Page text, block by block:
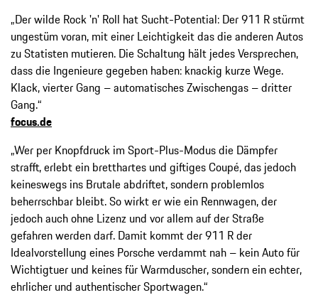
„Der wilde Rock 'n' Roll hat Sucht-Potential: Der 911 R stürmt
ungestüm voran, mit einer Leichtigkeit das die anderen Autos
zu Statisten mutieren. Die Schaltung hält jedes Versprechen,
dass die Ingenieure gegeben haben: knackig kurze Wege.
Klack, vierter Gang – automatisches Zwischengas – dritter
Gang.“
focus.de
„Wer per Knopfdruck im Sport-Plus-Modus die Dämpfer
strafft, erlebt ein bretthartes und giftiges Coupé, das jedoch
keineswegs ins Brutale abdriftet, sondern problemlos
beherrschbar bleibt. So wirkt er wie ein Rennwagen, der
jedoch auch ohne Lizenz und vor allem auf der Straße
gefahren werden darf. Damit kommt der 911 R der
Idealvorstellung eines Porsche verdammt nah – kein Auto für
Wichtigtuer und keines für Warmduscher, sondern ein echter,
ehrlicher und authentischer Sportwagen.“